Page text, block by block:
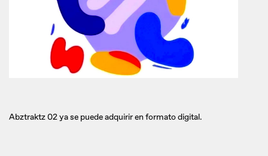
Abztraktz 02 ya se puede adquirir en formato digital.